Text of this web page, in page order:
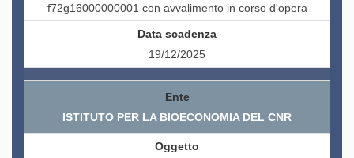
f72g16000000001 con avvalimento in corso d'opera
19/12/2025
ISTITUTO PER LA BIOECONOMIA DEL CNR